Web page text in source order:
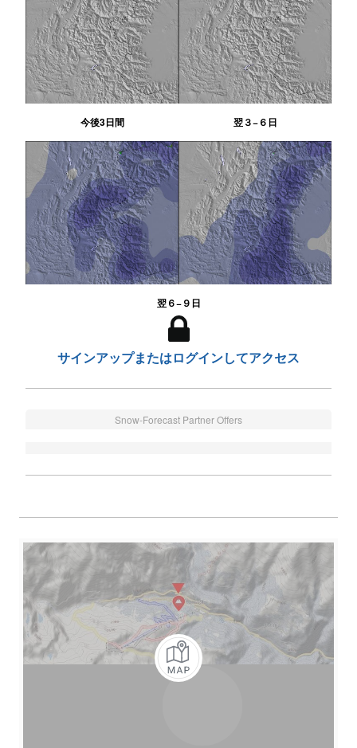
今後3日間 翌３−６日
翌６−９日
サインアップまたはログインしてアクセス
Snow-Forecast Partner Offers